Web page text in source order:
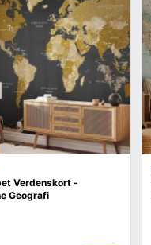
Verdenskort -
Geografi